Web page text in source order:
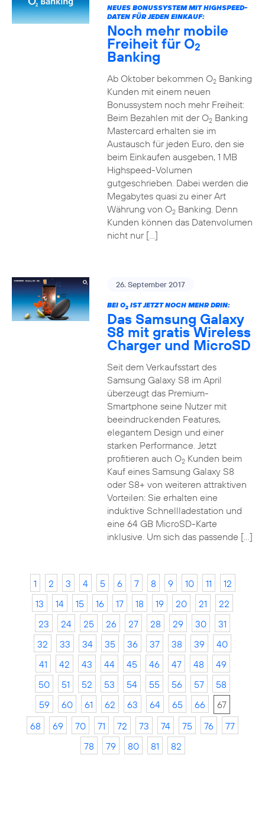
NEUES BONUSSYSTEM MIT HIGHSPEED-
DATEN FÜR JEDEN EINKAUF:
Noch mehr mobile
Freiheit für O2
Banking
Ab Oktober bekommen O2Banking
Kunden mit einem neuen
Bonussystem noch mehr Freiheit:
Beim Bezahlen mit der O2Banking
Mastercard erhalten sie im
Austausch für jeden Euro, den sie
beim Einkaufen ausgeben, 1 MB
Highspeed-Volumen
gutgeschrieben. Dabei werden die
Megabytes quasi zu einer Art
Währung von O2Banking. Denn
Kunden können das Datenvolumen
nicht nur […]
26. September 2017
BEI O2IST JETZT NOCH MEHR DRIN:
Das Samsung Galaxy
S8 mit gratis Wireless
Charger und MicroSD
Seit dem Verkaufsstart des
Samsung Galaxy S8 im April
überzeugt das Premium-
Smartphone seine Nutzer mit
beeindruckenden Features,
elegantem Design und einer
starken Performance. Jetzt
profitieren auch O2Kunden beim
Kauf eines Samsung Galaxy S8
oder S8+ von weiteren attraktiven
Vorteilen: Sie erhalten eine
induktive Schnellladestation und
eine 64 GB MicroSD-Karte
inklusive. Um sich das passende […]
1 2 3 4 5 6 7 8 9 10 11
12
13
14 15 16 17 18 19 20 21
22
23
24 25 26 27 28 29 30
31
32
33 34 35 36 37 38 39
40
41
42 43 44 45 46 47 48
49
50
51 52 53 54 55 56 57
58
59
60 61 62 63 64 65 66
67
68
69 70 71 72 73 74 75 76
77
78
79 80 81 82